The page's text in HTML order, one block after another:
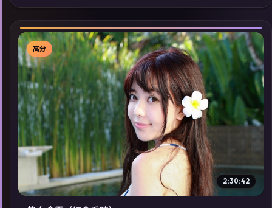
展检索同类型高分佳作，畅享高清在线追剧体验。
▶
高分
2:30:42